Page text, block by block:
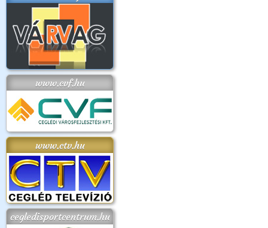
www.cvf.hu
www.ctv.hu
cegledisportcentrum.hu